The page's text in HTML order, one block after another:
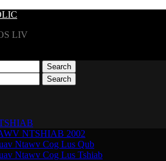
LIV
NTSHIAB 2002
Ntawv Cog Lus Qub
Ntawv Cog Lus Tshiab